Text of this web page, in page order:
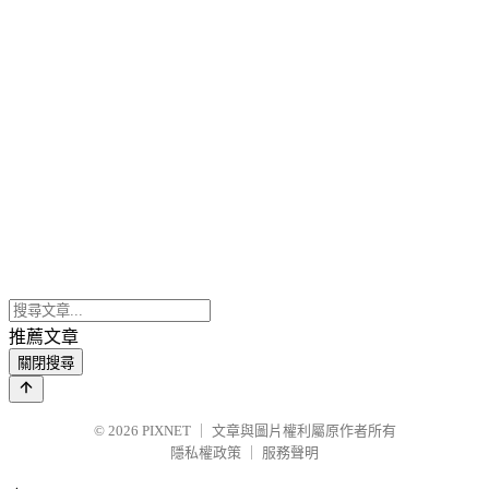
推薦文章
關閉搜尋
© 2026 PIXNET
文章與圖片權利屬原作者所有
隱私權政策
服務聲明